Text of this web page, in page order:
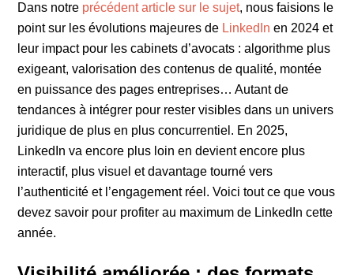
Dans notre précédent article sur le sujet, nous faisions le
point sur les évolutions majeures de LinkedIn en 2024 et
leur impact pour les cabinets d’avocats : algorithme plus
exigeant, valorisation des contenus de qualité, montée
en puissance des pages entreprises… Autant de
tendances à intégrer pour rester visibles dans un univers
juridique de plus en plus concurrentiel. En 2025,
LinkedIn va encore plus loin en devient encore plus
interactif, plus visuel et davantage tourné vers
l’authenticité et l’engagement réel. Voici tout ce que vous
devez savoir pour profiter au maximum de LinkedIn cette
année.